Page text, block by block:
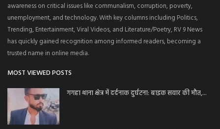
awareness on critical issues like communalism, corruption, poverty,
unemployment, and technology. With key columns including Politics,
Trending, Entertainment, Viral Videos, and Literature/Poetry, RV 9 News
has quickly gained recognition among informed readers, becoming a
trusted name in online media.
MOST VIEWED POSTS
गगहा थाना क्षेत्र में दर्दनाक दुर्घटना: बाइक सवार की मौत,...